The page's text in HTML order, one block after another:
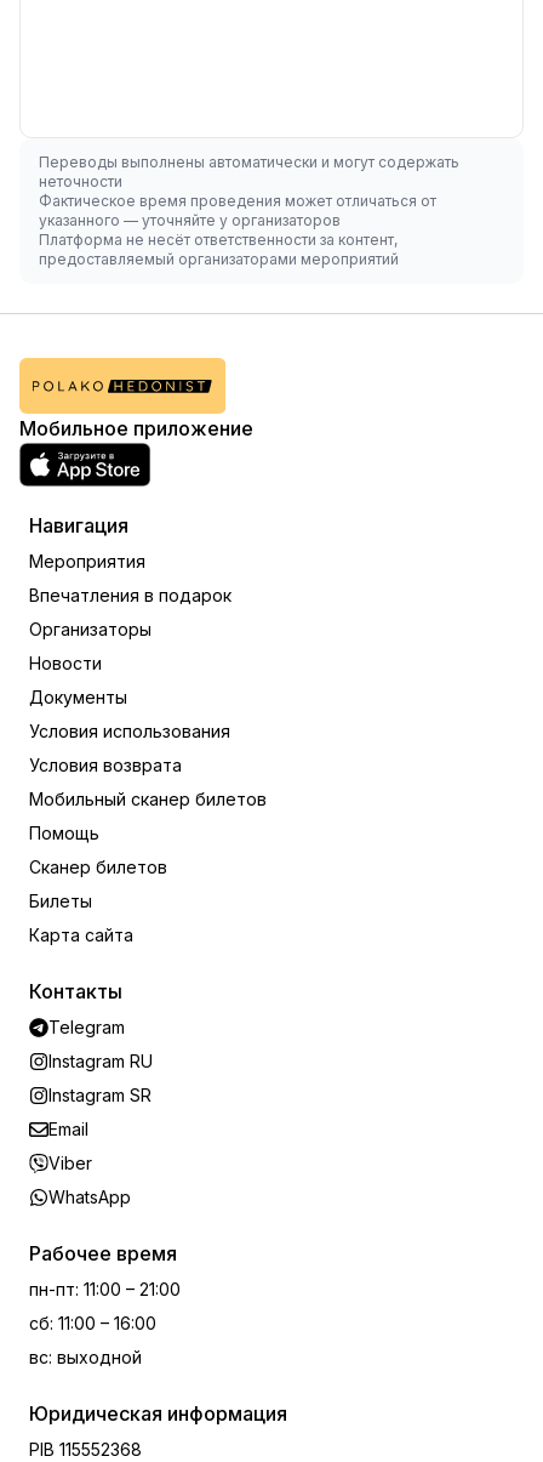
Переводы выполнены автоматически и могут содержать
неточности
Фактическое время проведения может отличаться от
указанного — уточняйте у организаторов
Платформа не несёт ответственности за контент,
предоставляемый организаторами мероприятий
Мобильное приложение
Навигация
Мероприятия
Впечатления в подарок
Организаторы
Новости
Документы
Условия использования
Условия возврата
Мобильный сканер билетов
Помощь
Сканер билетов
Билеты
Карта сайта
Контакты
Telegram
Instagram RU
Instagram SR
Email
Viber
WhatsApp
Рабочее время
пн-пт: 11:00 – 21:00
сб: 11:00 – 16:00
вс: выходной
Юридическая информация
PIB 115552368